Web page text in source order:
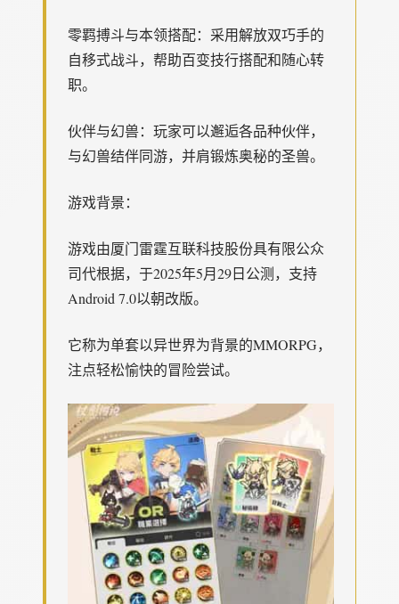
零羁搏斗与本领搭配：采用解放双巧手的
自移式战斗，帮助百变技行搭配和随心转
职。
伙伴与幻兽：玩家可以邂逅各品种伙伴，
与幻兽结伴同游，并肩锻炼奥秘的圣兽。
游戏背景：
游戏由厦门雷霆互联科技股份具有限公众
司代根据，于2025年5月29日公测，支持
Android 7.0以朝改版。
它称为单套以异世界为背景的MMORPG，
注点轻松愉快的冒险尝试。